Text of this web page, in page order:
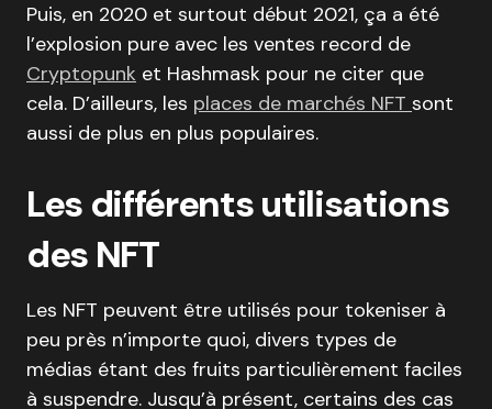
Puis, en 2020 et surtout début 2021, ça a été
l’explosion pure avec les ventes record de
Cryptopunk et Hashmask pour ne citer que
cela. D’ailleurs, les places de marchés NFT sont
aussi de plus en plus populaires.
Les différents utilisations
des NFT
Les NFT peuvent être utilisés pour tokeniser à
peu près n’importe quoi, divers types de
médias étant des fruits particulièrement faciles
à suspendre. Jusqu’à présent, certains des cas